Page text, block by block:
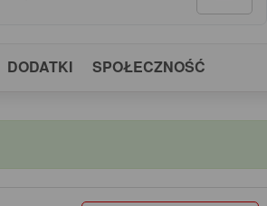
DODATKI SPOŁECZNOŚĆ